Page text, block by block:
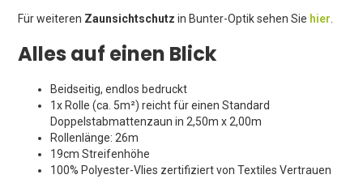
Für weiteren Zaunsichtschutz in Bunter-Optik sehen Sie hier
Alles auf einen Blick
Beidseitig, endlos bedruckt
1x Rolle (ca. 5m²) reicht für einen Standard
Doppelstabmattenzaun in 2,50m x 2,00m
Rollenlänge: 26m
19cm Streifenhöhe
100% Polyester-Vlies zertifiziert von Textiles Vertrauen